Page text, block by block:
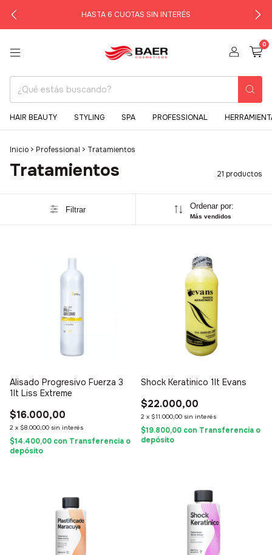
HASTA 6 CUOTAS SIN INTERÉS
0
HAIR BEAUTY STYLING SPA PROFESSIONAL
Inicio > Professional > Tratamientos
Tratamientos 21 productos
Filtrar Ordenar por:
Más vendidos
Alisado Progresivo Fuerza 3
1lt Liss Extreme
$16.000,00
2 x $8.000,00 sin interés
$14.400,00 con Transferencia o
depósito
Shock Keratinico 1lt Evans
$22.000,00
2 x $11.000,00 sin interés
$19.800,00 con Transferencia o
depósito